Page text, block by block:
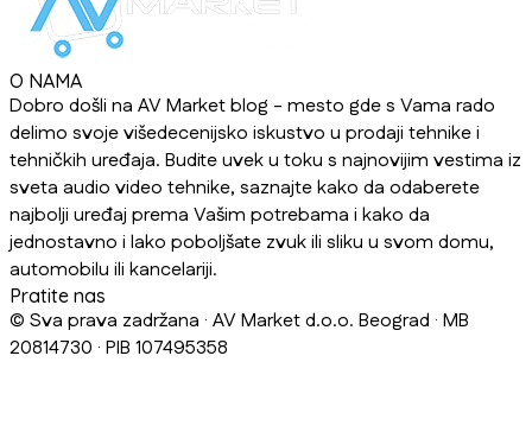
O NAMA
Dobro došli na AV Market blog - mesto gde s Vama rado
delimo svoje višedecenijsko iskustvo u prodaji tehnike i
tehničkih uređaja. Budite uvek u toku s najnovijim vestima iz
sveta audio video tehnike, saznajte kako da odaberete
najbolji uređaj prema Vašim potrebama i kako da
jednostavno i lako poboljšate zvuk ili sliku u svom domu,
automobilu ili kancelariji.
Pratite nas
© Sva prava zadržana · AV Market d.o.o. Beograd · MB
20814730 · PIB 107495358